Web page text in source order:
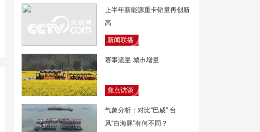
上半年新能源重卡销量再创新
高
新闻联播
赛事流量 城市增量
焦点访谈
气象分析：对比“巴威” 台
风“白海豚”有何不同？